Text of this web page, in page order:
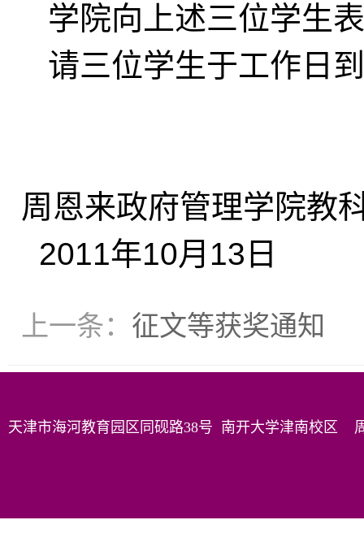
学院向上述三位学生
请三位学生于工作日
周恩来政府管理学院教
2011年10月13日
上一条： 征文等获奖通知
天津市海河教育园区同砚路38号 南开大学津南校区